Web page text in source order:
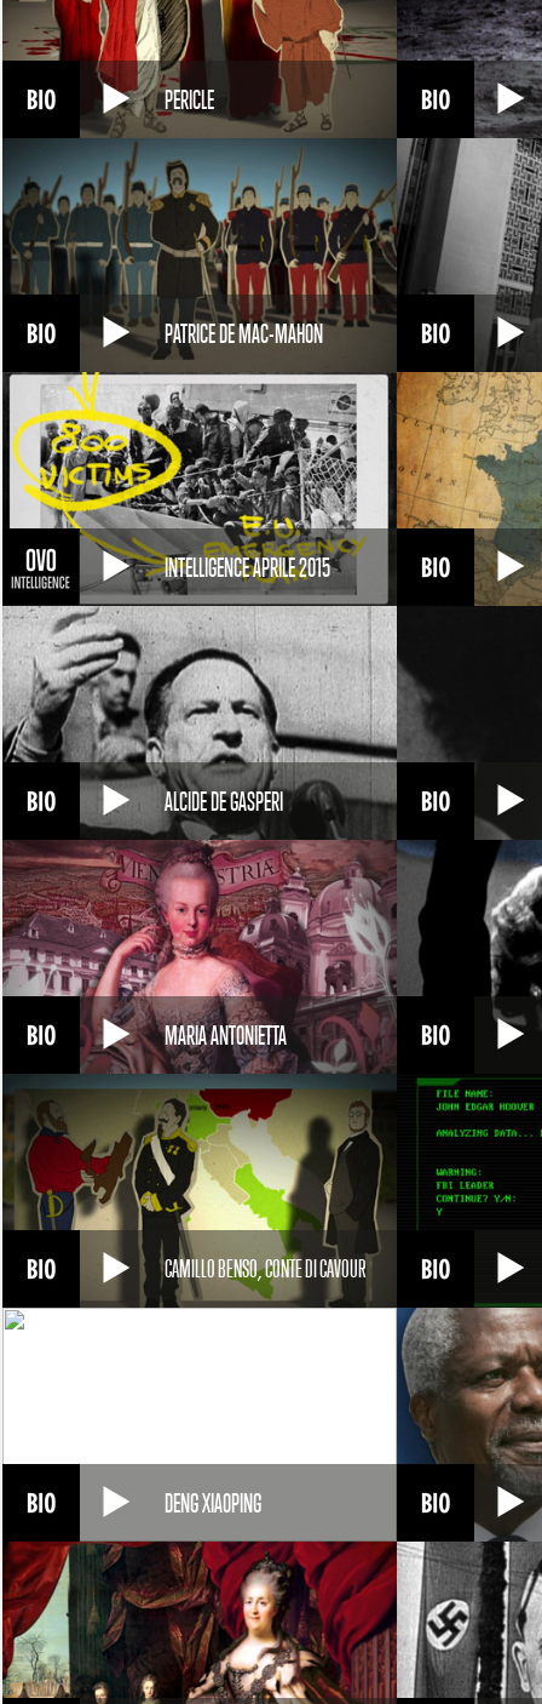
Tornato all’Avana, ormai base di riferimento della lotta rivoluzionaria
rivoluzione contadina.
L’8 ottobre 1967 è ferito e catturato da un reparto dell’esercito
La sua figura diventa un’icona, e un modello della contestazione
PERICLE
PATRICE DE MAC-MAHON
INTELLIGENCE APRILE 2015
ALCIDE DE GASPERI
MARIA ANTONIETTA
CAMILLO BENSO, CONTE DI CAVOUR
DENG XIAOPING